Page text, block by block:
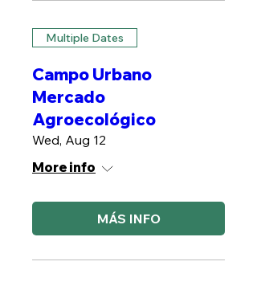
Multiple Dates
Campo Urbano
Mercado
Agroecológico
Wed, Aug 12
More info
MÁS INFO